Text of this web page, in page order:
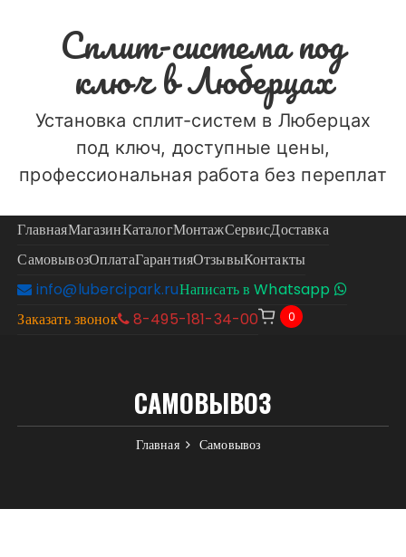
содержимомуСплит-система под
ключ в Люберцах
Установка сплит-систем в Люберцах
под ключ, доступные цены,
профессиональная работа без переплат
ГлавнаяМагазинКаталогМонтажСервисДоставка
СамовывозОплатаГарантияОтзывыКонтакты
info@lubercipark.ruНаписать в Whatsapp
Заказать звонок
8-495-181-34-00 0
САМОВЫВОЗ
Главная Самовывоз